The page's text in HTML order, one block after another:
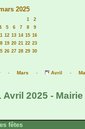
2025
1 2
5 6 7 8 9
12 13 14 15 16
19 20 21 22 23
26 27 28 29 30
- Mars - Avril -
Avril 2025 -
fêtes